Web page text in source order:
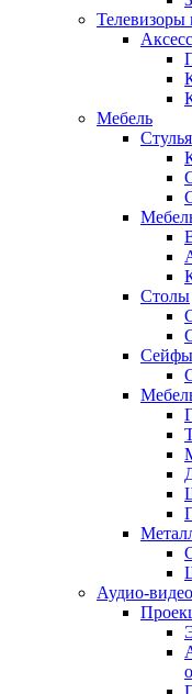
Телевизоры
Мебель
Стулья
Столы
Сейфы
Аудио-